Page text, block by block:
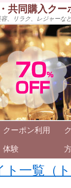
共同購入ク
、リラク、レジャー
クーポン利用
体験
ト一覧（